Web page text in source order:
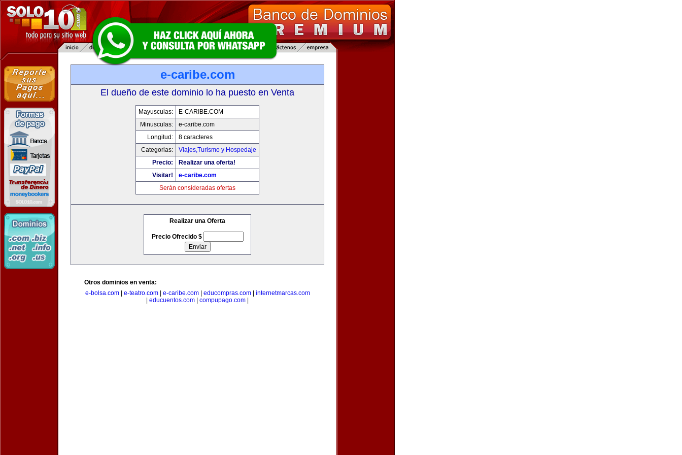
e-caribe.com
El dueño de este dominio lo ha puesto en Venta
Mayusculas:
E-CARIBE.COM
Minusculas:
e-caribe.com
Longitud:
8 caracteres
Categorias:
Viajes,Turismo y Hospedaje
Precio:
Realizar una oferta!
Visitar!
e-caribe.com
Serán consideradas ofertas
Realizar una Oferta
Precio Ofrecido $
Otros dominios en venta:
e-bolsa.com| e-teatro.com| e-caribe.com| educompras.com| internetmarcas.com
educuentos.com compupago.com